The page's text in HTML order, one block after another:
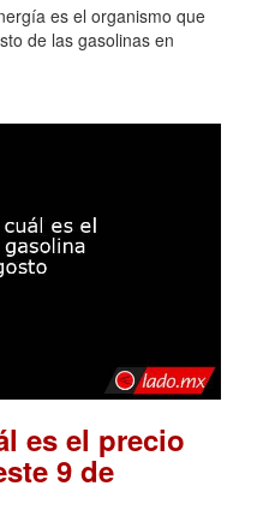
es el organismo que
de las gasolinas en
es el precio
9 de